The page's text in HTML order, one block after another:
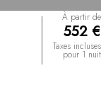
À partir de
552 €
Taxes incluses
pour 1 nuit